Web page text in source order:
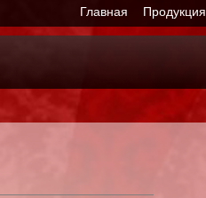
Главная Продукция